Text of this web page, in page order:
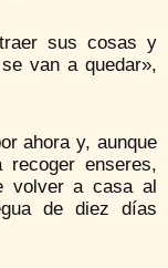
sus cosas y
van a quedar»,
ahora y, aunque
enseres,
volver a casa al
de diez días